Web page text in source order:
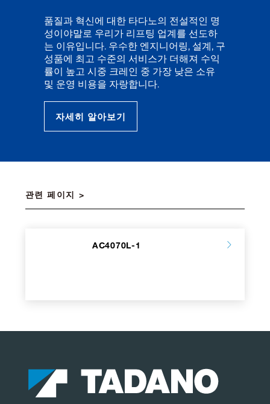
품질과 혁신에 대한 타다노의 전설적인 명
성이야말로 우리가 리프팅 업계를 선도하
는 이유입니다. 우수한 엔지니어링, 설계, 구
성품에 최고 수준의 서비스가 더해져 수익
률이 높고 시중 크레인 중 가장 낮은 소유
및 운영 비용을 자랑합니다.
자세히 알아보기
관련 페이지
AC4070L-1